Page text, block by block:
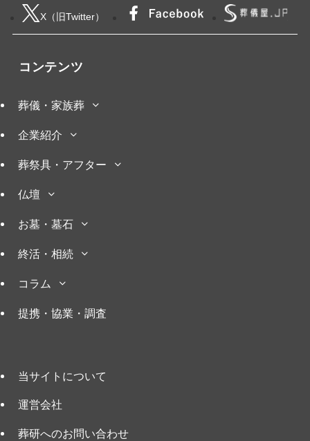
X（旧Twitter）
コンテンツ
葬儀・家族葬
企業紹介
葬祭具・アフター
仏壇
お墓・墓石
終活・相続
コラム
提携・協業・調査
当サイトについて
運営会社
葬研へのお問い合わせ